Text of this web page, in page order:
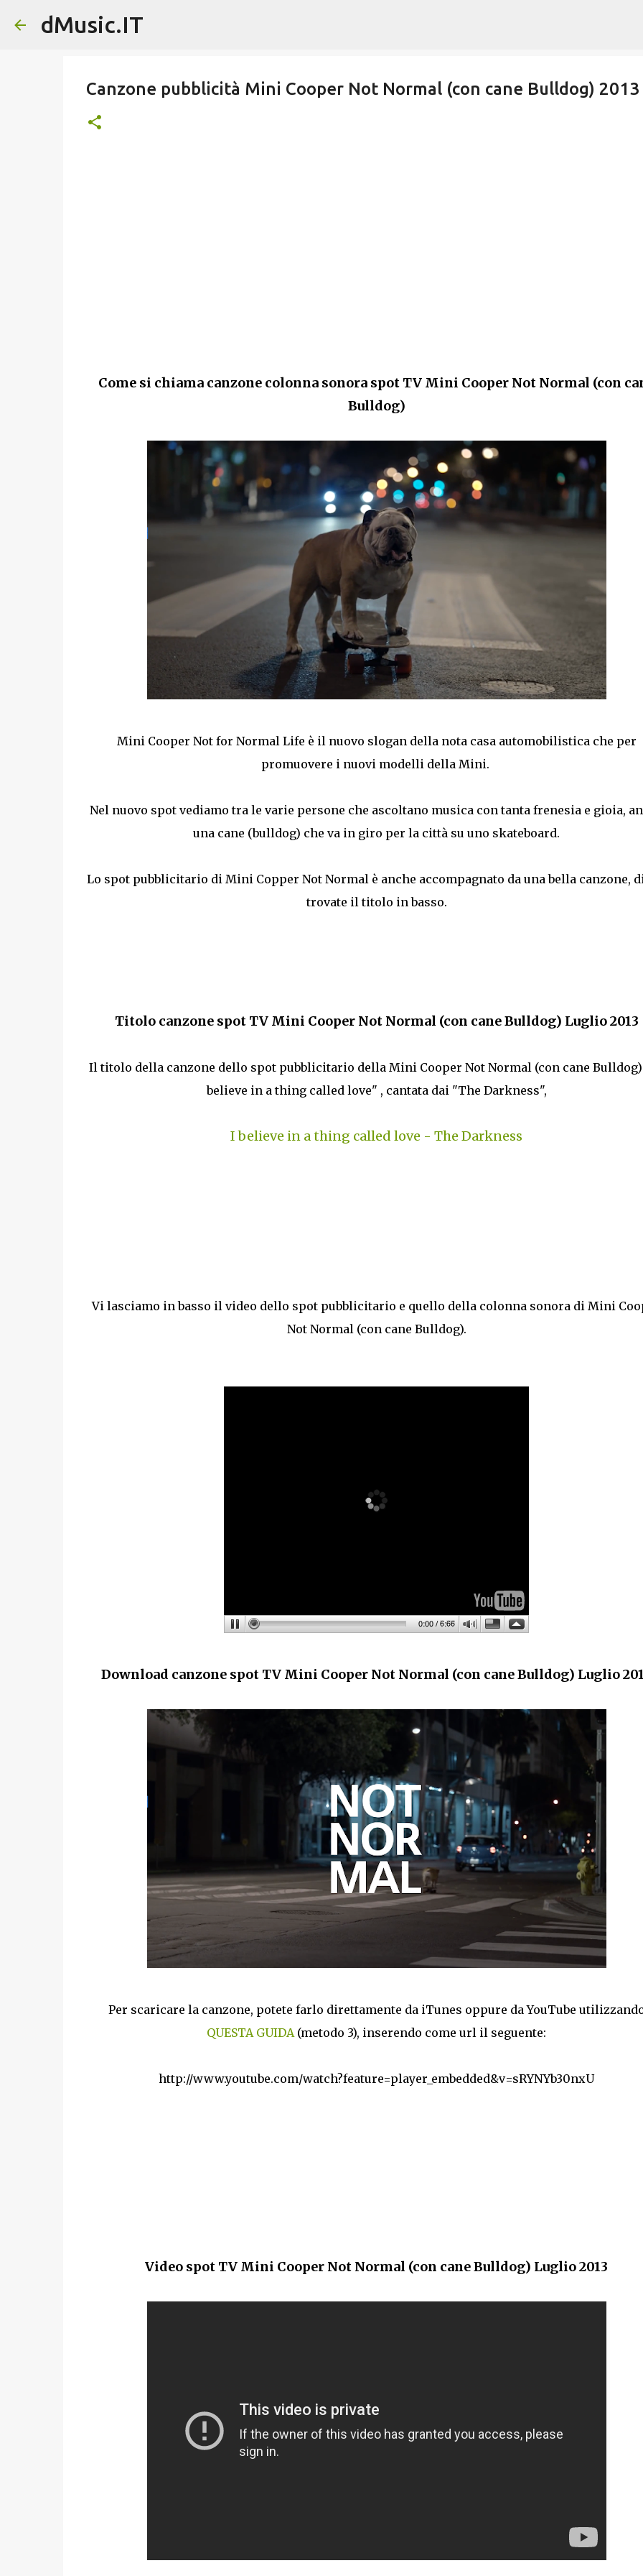
dMusic.IT
Canzone pubblicità Mini Cooper Not Normal (con cane Bulldog) 2013
Come si chiama canzone colonna sonora spot TV Mini Cooper Not Normal (con
Bulldog)
Mini Cooper Not for Normal Life è il nuovo slogan della nota casa automobilistica che per
promuovere i nuovi modelli della Mini.
Nel nuovo spot vediamo tra le varie persone che ascoltano musica con tanta frenesia e gioia,
una cane (bulldog) che va in giro per la città su uno skateboard.
Lo spot pubblicitario di Mini Copper Not Normal è anche accompagnato da una bella canzone,
trovate il titolo in basso.
Titolo canzone spot TV Mini Cooper Not Normal (con cane Bulldog) Luglio 2013
Il titolo della canzone dello spot pubblicitario della Mini Cooper Not Normal (con cane
believe in a thing called love" , cantata dai "The Darkness",
I believe in a thing called love - The Darkness
Vi lasciamo in basso il video dello spot pubblicitario e quello della colonna sonora di Mini
Not Normal (con cane Bulldog).
Download canzone spot TV Mini Cooper Not Normal (con cane Bulldog) Luglio
Per scaricare la canzone, potete farlo direttamente da iTunes oppure da YouTube
QUESTA GUIDA (metodo 3), inserendo come url il seguente:
http://www.youtube.com/watch?feature=player_embedded&v=sRYNYb30nxU
Video spot TV Mini Cooper Not Normal (con cane Bulldog) Luglio 2013